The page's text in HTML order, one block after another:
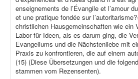
enseignements de l’Évangile et l’amour
et une pratique fondée sur
christlichen Hausgemeinschaften wie ein
Labor für Ideen, als es darum ging, die
Evangeliums und die Nächstenliebe mit
Praxis zu konfrontieren, die auf einem
(15) (Diese Übersetzungen und die
stammen vom Rezensenten).